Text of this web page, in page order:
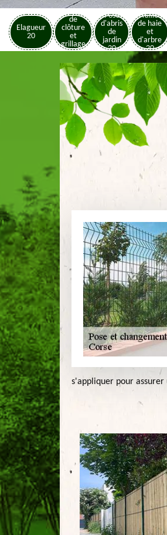
Elagueur
20
Pose
de
clôture
et
grillage
20
Pose
d'abris
de
jardin
20
Taille
de haie
et
d'arbre
20
s'appliquer pour assurer